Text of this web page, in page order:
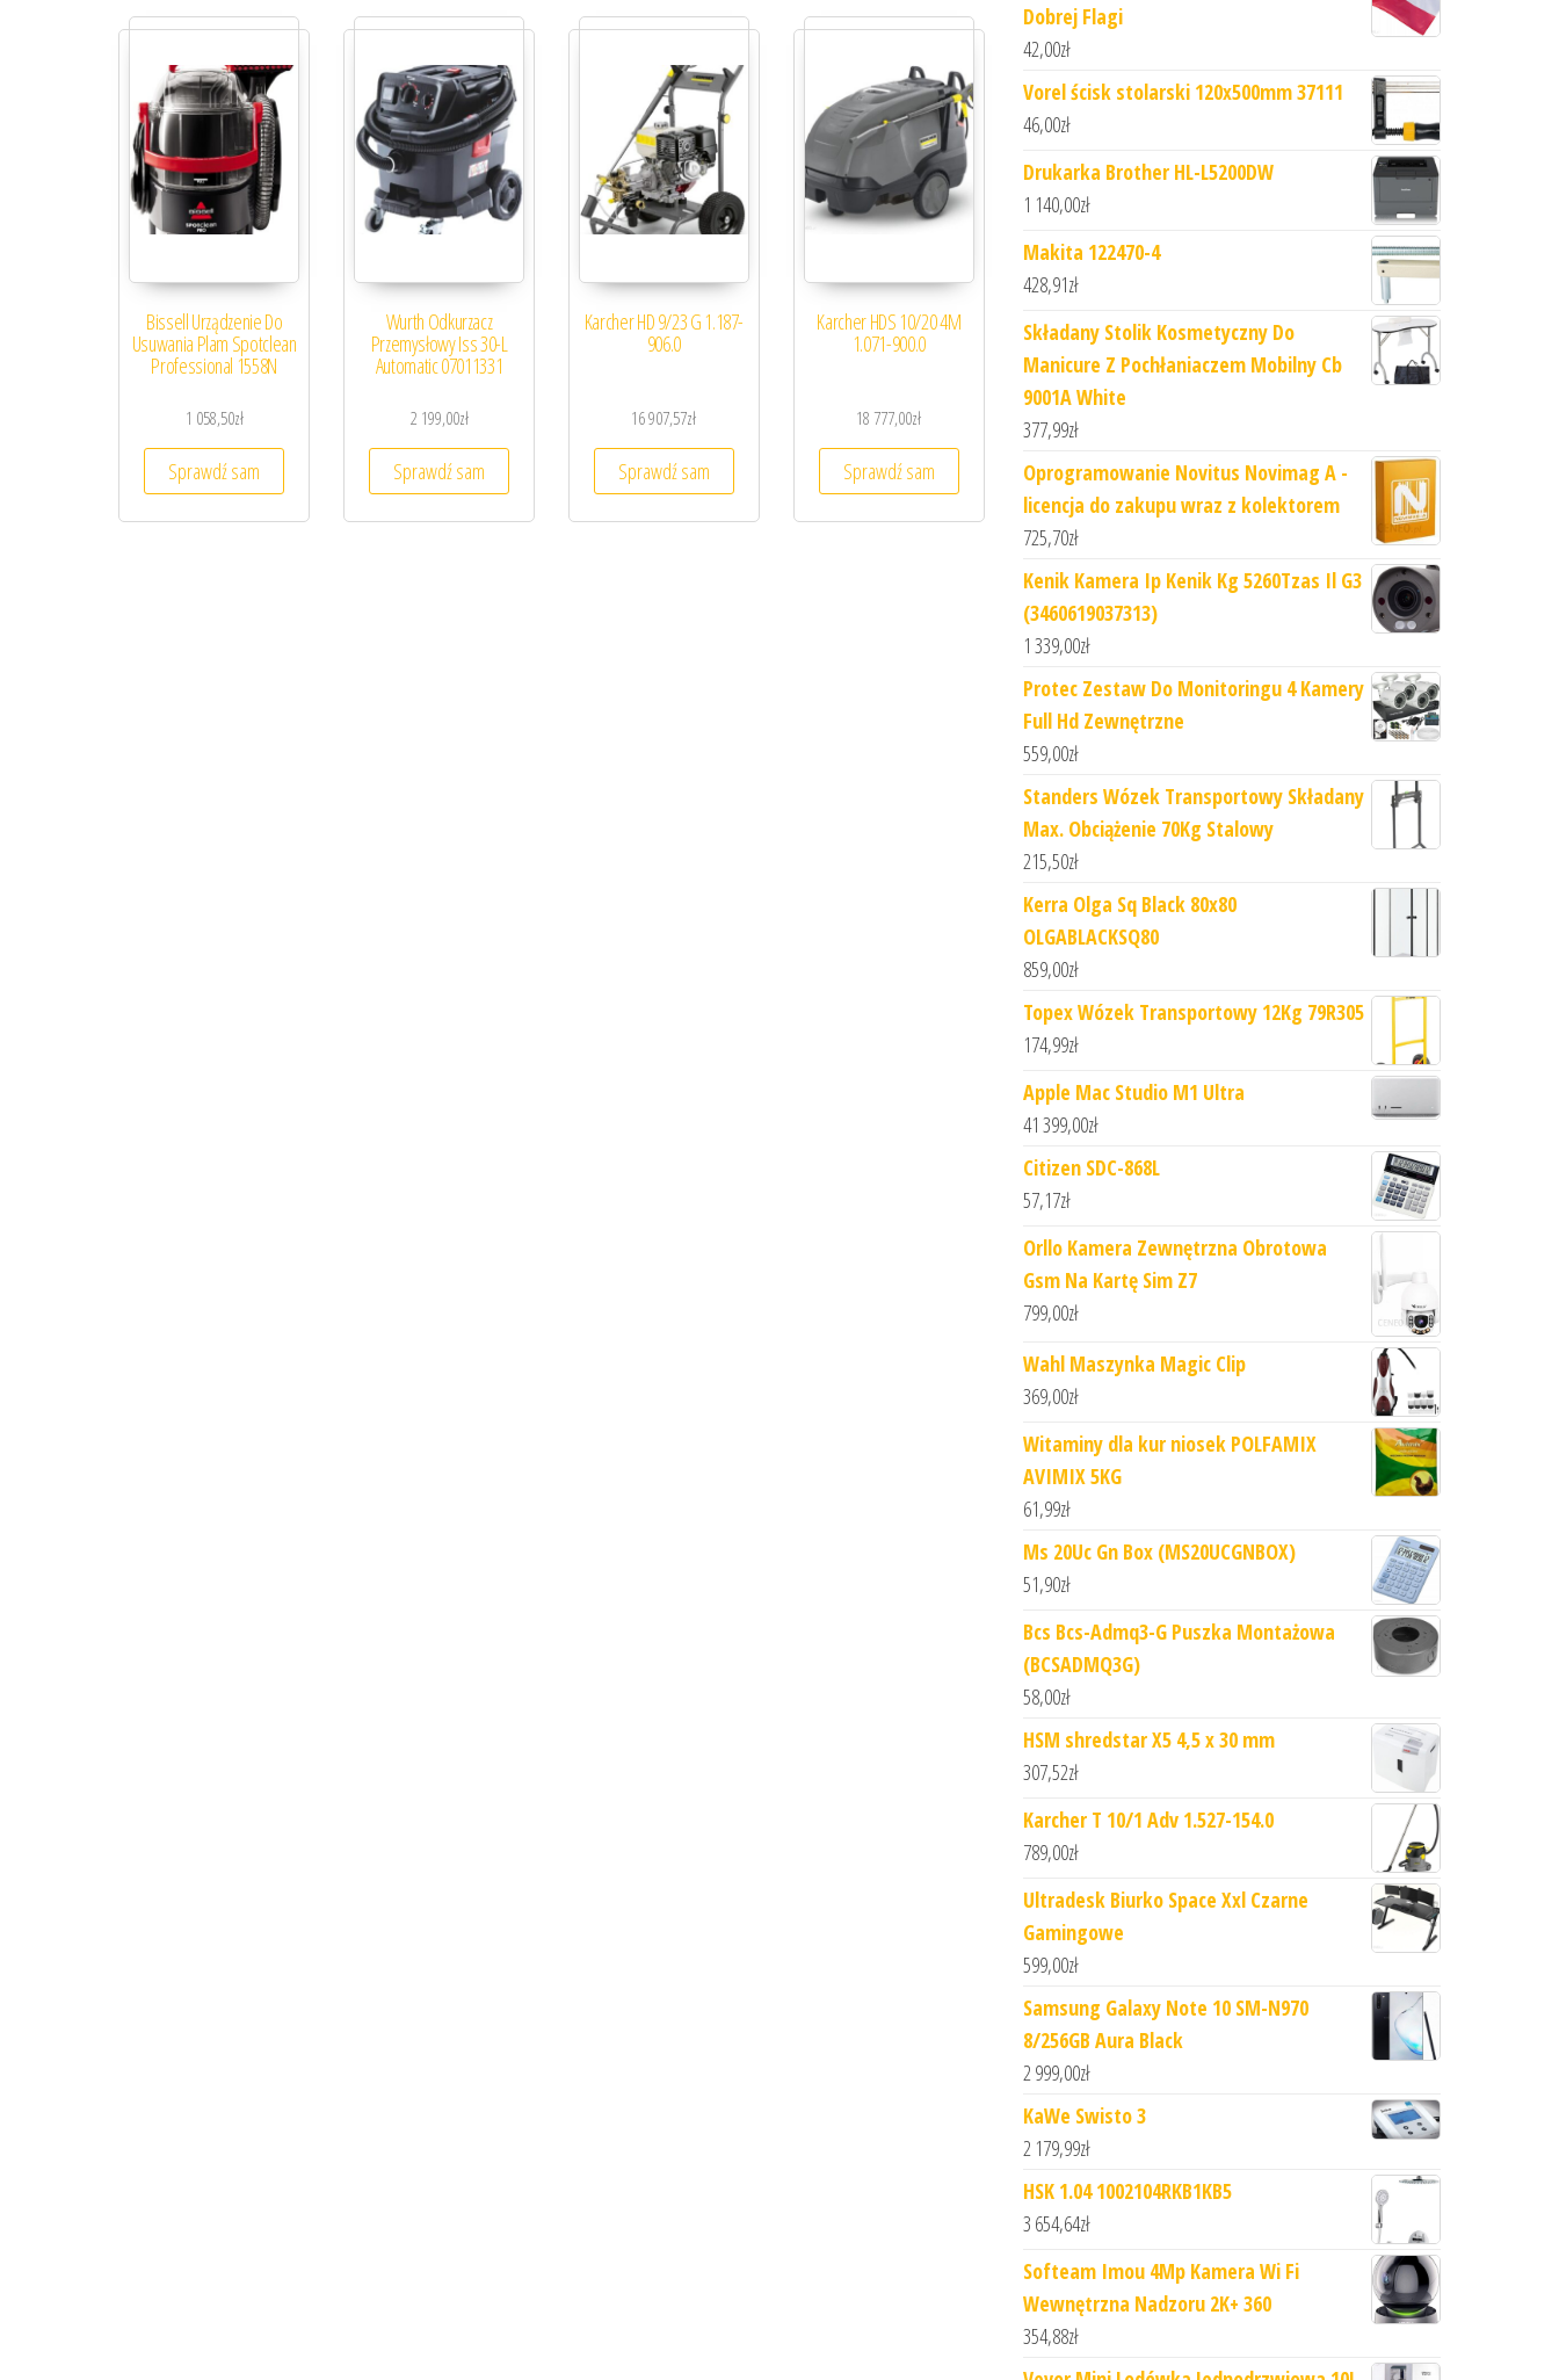
Bissell Urządzenie Do
Usuwania Plam Spotclean
Professional 1558N
1 058,50zł
Sprawdź sam
Wurth Odkurzacz
Przemysłowy Iss 30-L
Automatic 07011331
2 199,00zł
Sprawdź sam
Karcher HD 9/23 G 1.187-
906.0
16 907,57zł
Sprawdź sam
Karcher HDS 10/20 4M
1.071-900.0
18 777,00zł
Sprawdź sam
Dobrej Flagi
42,00zł
Vorel ścisk stolarski 120x500mm 37111
46,00zł
Drukarka Brother HL-L5200DW
1 140,00zł
Makita 122470-4
428,91zł
Składany Stolik Kosmetyczny Do
Manicure Z Pochłaniaczem Mobilny Cb
9001A White
377,99zł
Oprogramowanie Novitus Novimag A -
licencja do zakupu wraz z kolektorem
725,70zł
Kenik Kamera Ip Kenik Kg 5260Tzas Il G3
(3460619037313)
1 339,00zł
Protec Zestaw Do Monitoringu 4 Kamery
Full Hd Zewnętrzne
559,00zł
Standers Wózek Transportowy Składany
Max. Obciążenie 70Kg Stalowy
215,50zł
Kerra Olga Sq Black 80x80
OLGABLACKSQ80
859,00zł
Topex Wózek Transportowy 12Kg 79R305
174,99zł
Apple Mac Studio M1 Ultra
41 399,00zł
Citizen SDC-868L
57,17zł
Orllo Kamera Zewnętrzna Obrotowa
Gsm Na Kartę Sim Z7
799,00zł
Wahl Maszynka Magic Clip
369,00zł
Witaminy dla kur niosek POLFAMIX
AVIMIX 5KG
61,99zł
Ms 20Uc Gn Box (MS20UCGNBOX)
51,90zł
Bcs Bcs-Admq3-G Puszka Montażowa
(BCSADMQ3G)
58,00zł
HSM shredstar X5 4,5 x 30 mm
307,52zł
Karcher T 10/1 Adv 1.527-154.0
789,00zł
Ultradesk Biurko Space Xxl Czarne
Gamingowe
599,00zł
Samsung Galaxy Note 10 SM-N970
8/256GB Aura Black
2 999,00zł
KaWe Swisto 3
2 179,99zł
HSK 1.04 1002104RKB1KB5
3 654,64zł
Softeam Imou 4Mp Kamera Wi Fi
Wewnętrzna Nadzoru 2K+ 360
354,88zł